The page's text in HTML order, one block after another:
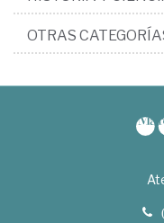
OTRAS